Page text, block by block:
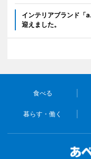
インテリアブランド
迎えました。
食べる
暮らす・働く